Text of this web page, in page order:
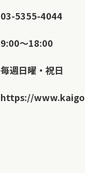
03-5355-4044
9:00～18:00
毎週日曜・祝日
https://